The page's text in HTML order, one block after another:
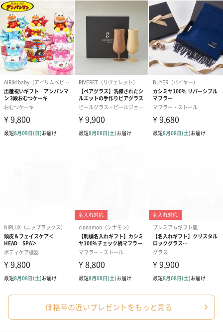
紅茶・コーヒー・スイーツ
紅茶・コーヒー・スイーツを同梱してお届けいたします。ギフト
への＋αにおすすめです。
スイーツ
スイーツを同梱してお届けいたします。ギフトへの＋αにおすすめ
です。
価格帯の近いプレゼントをもっと見る